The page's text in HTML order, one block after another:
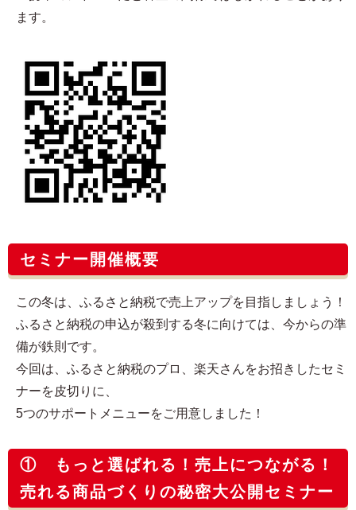
ます。
セミナー開催概要
この冬は、ふるさと納税で売上アップを目指しましょう！
ふるさと納税の申込が殺到する冬に向けては、今からの準
備が鉄則です。
今回は、ふるさと納税のプロ、楽天さんをお招きしたセミ
ナーを皮切りに、
5つのサポートメニューをご用意しました！
① もっと選ばれる！売上につながる！
売れる商品づくりの秘密大公開セミナー